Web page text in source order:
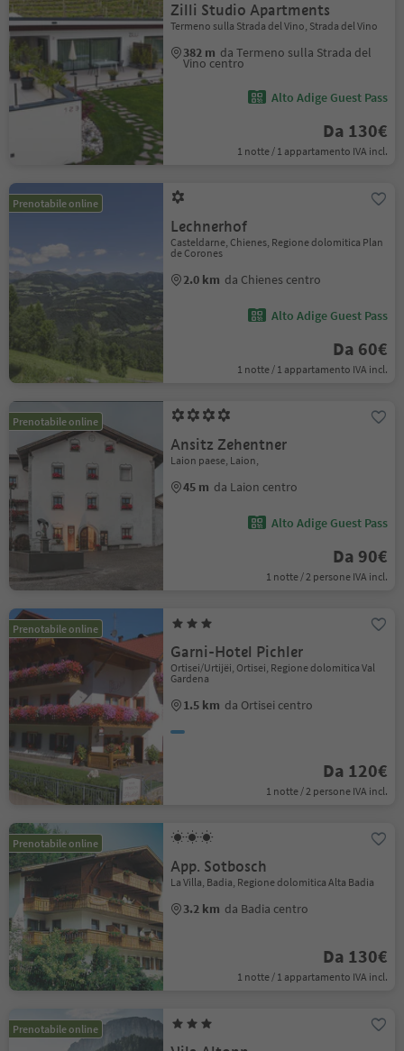
Zilli Studio Apartments
Termeno sulla Strada del Vino, Strada del Vino
382 m da Termeno sulla Strada del
Vino centro
Alto Adige Guest Pass
Da 130€
1 notte / 1 appartamento IVA incl.
Prenotabile online
Lechnerhof
Casteldarne, Chienes, Regione dolomitica Plan
de Corones
2.0 km da Chienes centro
Alto Adige Guest Pass
Da 60€
1 notte / 1 appartamento IVA incl.
Prenotabile online
Ansitz Zehentner
Laion paese, Laion,
45 m da Laion centro
Alto Adige Guest Pass
Da 90€
1 notte / 2 persone IVA incl.
Prenotabile online
Garni-Hotel Pichler
Ortisei/Urtijëi, Ortisei, Regione dolomitica Val
Gardena
1.5 km da Ortisei centro
Da 120€
1 notte / 2 persone IVA incl.
Prenotabile online
App. Sotbosch
La Villa, Badia, Regione dolomitica Alta Badia
3.2 km da Badia centro
Da 130€
1 notte / 1 appartamento IVA incl.
Prenotabile online